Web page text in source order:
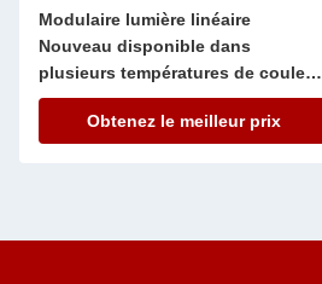
Modulaire lumière linéaire
Nouveau disponible dans
plusieurs températures de couleur
de 2700K à 6500K pour des
options de conception d'éclairage
Obtenez le meilleur prix